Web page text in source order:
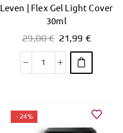
Leven | Flex Gel Light Cover
30ml
29,00€ 21,99 €
- 24%